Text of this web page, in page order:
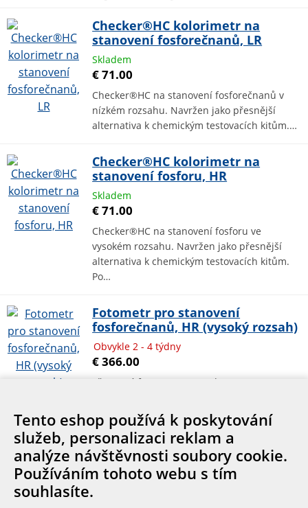
Tento eshop používá k poskytování
služeb, personalizaci reklam a
analýze návštěvnosti soubory cookie.
Používáním tohoto webu s tím
souhlasíte.
Checker®HC kolorimetr na
stanovení fosforečnanů, LR
Skladem
€ 71.00
Checker®HC na stanovení fosforečnanů v
nízkém rozsahu. Navržen jako přesnější
alternativa k chemickým testovacích kitům.…
Checker®HC kolorimetr na
stanovení fosforu, HR
Skladem
€ 71.00
Checker®HC na stanovení fosforu ve
vysokém rozsahu. Navržen jako přesnější
alternativa k chemickým testovacích kitům.
Po…
Fotometr pro stanovení
fosforečnanů, HR (vysoký rozsah)
Obvykle 2 - 4 týdny
€ 366.00
Přenosný fotometr s metodou s
rozsahem měření od 0.0 do 30,0 mg/L.
Cookies